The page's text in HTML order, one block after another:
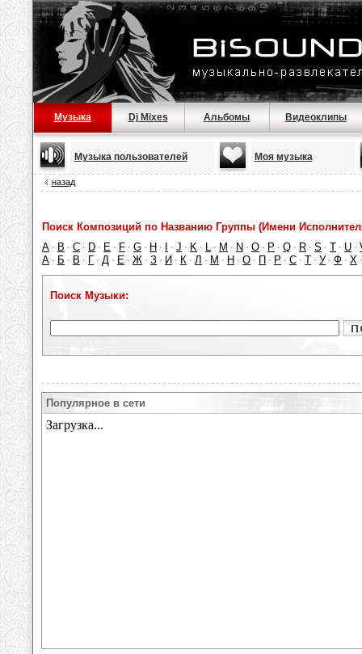
Музыка Dj Mixes Альбомы Видеоклипы
Музыка пользователей Моя музыка
назад
Поиск Композиций по Названию Группы (Имени
A · B · C · D · E · F · G · H · · J · K · L · M · N · O · P · Q · R · S · T · U ·
А · Б · В · Г · Д · Е · Ж · З · И · К · Л · М · Н · О · П · Р · С · Т · У · Ф · Х
Поиск Музыки:
Популярное в сети